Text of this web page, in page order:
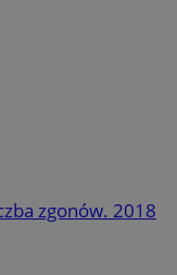
zgonów. 2018